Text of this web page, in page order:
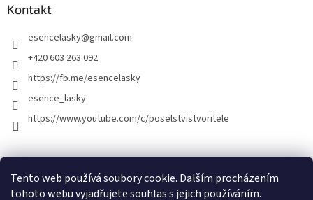
Tento web používá soubory cookie. Dalším procházením
tohoto webu vyjadřujete souhlas s jejich používáním.
Kontakt
esencelasky@gmail.com
+420 603 263 092
https://fb.me/esencelasky
esence_lasky
https://www.youtube.com/c/poselstvistvoritele